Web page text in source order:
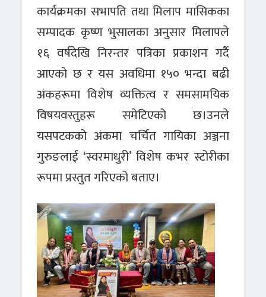
कार्यक्रमका सभापति तथा मिलाप मासिकका
सम्पादक कृष्ण भुसालका अनुसार मिलापले
१६ वर्षदेखि निरन्तर पत्रिका प्रकाशन गर्दै
आएको छ र यस अवधिमा १५० भन्दा बढी
अंकहरूमा विशेष व्यक्तित्व र समसामयिक
विषयवस्तुहरू समेटिएको छ।उनले
यसपटकको अंकमा चर्चित गायिका अञ्जना
गुरुङलाई ‘स्वरमाधुरी’ विशेष कभर स्टोरीका
रूपमा प्रस्तुत गरिएको बताए।